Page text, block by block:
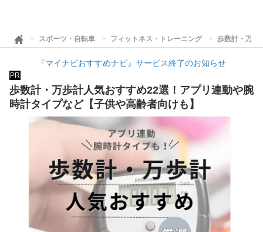
スポーツ・自転車 フィットネス・トレーニング 歩数計・万歩
『マイナビおすすめナビ』サービス終了のお知らせ
PR
歩数計・万歩計人気おすすめ22選！アプリ連動や腕
時計タイプなど【子供や高齢者向けも】